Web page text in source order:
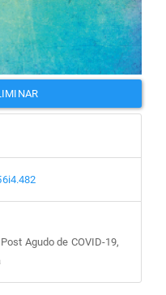
Agudo de COVID-19,